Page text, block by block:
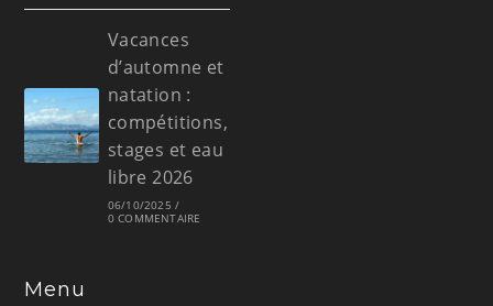
Vacances
d’automne et
natation :
compétitions,
stages et eau
libre 2026
06/10/2025 /
0 COMMENTAIRE
Menu